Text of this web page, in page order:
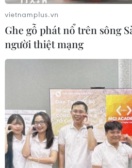
vietnamplus.vn
Ghe gỗ phát nổ trên sông
người thiệt mạng